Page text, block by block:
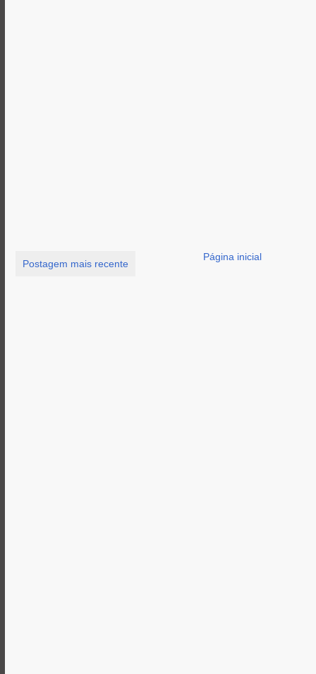
Postagem mais recente
Página inicial